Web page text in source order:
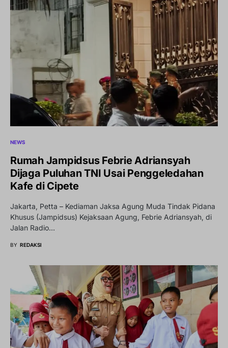
NEWS
Rumah Jampidsus Febrie Adriansyah
Dijaga Puluhan TNI Usai Penggeledahan
Kafe di Cipete
Jakarta, Petta – Kediaman Jaksa Agung Muda Tindak Pidana
Khusus (Jampidsus) Kejaksaan Agung, Febrie Adriansyah, di
Jalan Radio…
BY REDAKSI